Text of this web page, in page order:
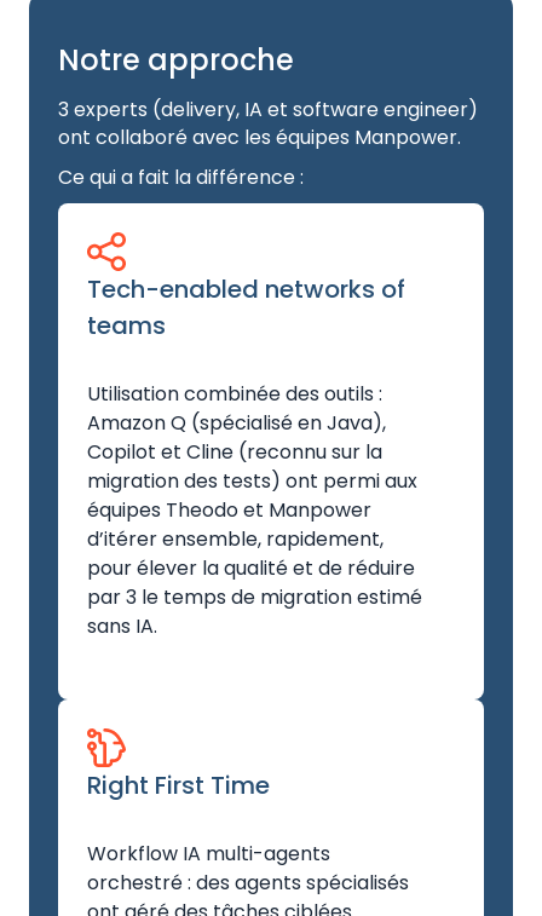
Notre approche
3 experts (delivery, IA et software engineer)
ont collaboré avec les équipes Manpower.
Ce qui a fait la différence :
Tech-enabled networks of
teams
Utilisation combinée des outils :
Amazon Q (spécialisé en Java),
Copilot et Cline (reconnu sur la
migration des tests) ont permi aux
équipes Theodo et Manpower
d’itérer ensemble, rapidement,
pour élever la qualité et de réduire
par 3 le temps de migration estimé
sans IA.
Right First Time
Workflow IA multi-agents
orchestré : des agents spécialisés